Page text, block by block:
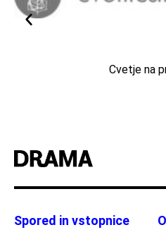
Cvetje na
Spored in vstopnice